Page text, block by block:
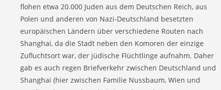
flohen etwa 20.000 Juden aus dem Deutschen Reich, aus
Polen und anderen von Nazi-Deutschland besetzten
europäischen Ländern über verschiedene Routen nach
Shanghai, da die Stadt neben den Komoren der einzige
Zufluchtsort war, der jüdische Flüchtlinge aufnahm. Daher
gab es auch regen Briefverkehr zwischen Deutschland und
Shanghai (hier zwischen Familie Nussbaum, Wien und